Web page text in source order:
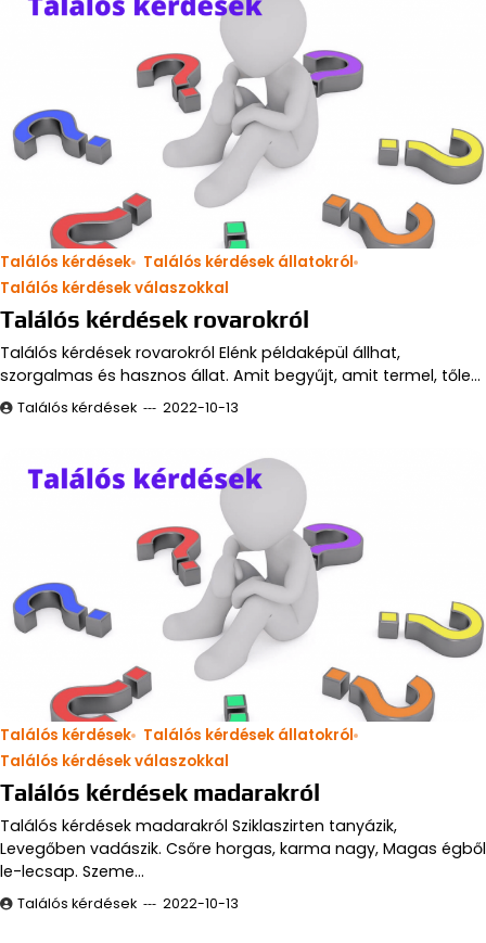
Találós kérdések
Találós kérdések állatokról
Találós kérdések válaszokkal
Találós kérdések rovarokról
Találós kérdések rovarokról Elénk példaképül állhat,
szorgalmas és hasznos állat. Amit begyűjt, amit termel, tőle…
Találós kérdések 2022-10-13
Találós kérdések
Találós kérdések állatokról
Találós kérdések válaszokkal
Találós kérdések madarakról
Találós kérdések madarakról Sziklaszirten tanyázik,
Levegőben vadászik. Csőre horgas, karma nagy, Magas égből
le-lecsap. Szeme…
Találós kérdések 2022-10-13